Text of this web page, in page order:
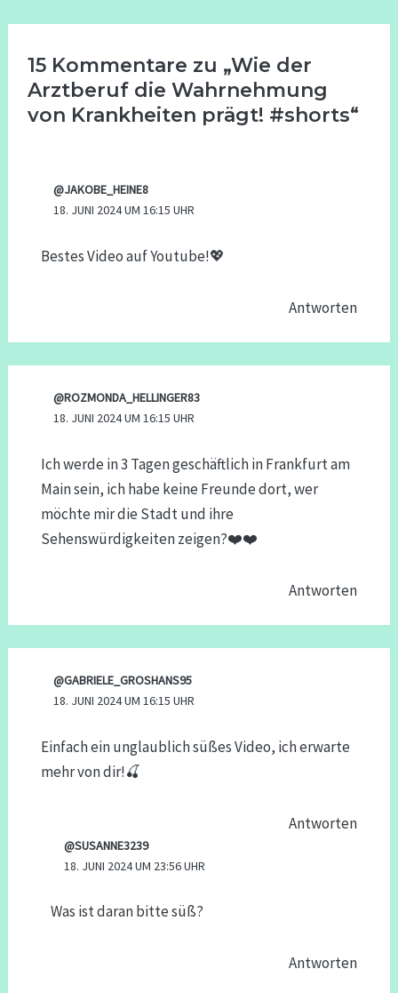
15 Kommentare zu „Wie der
Arztberuf die Wahrnehmung
von Krankheiten prägt! #shorts“
@JAKOBE_HEINE8
18. JUNI 2024 UM 16:15 UHR
Bestes Video auf Youtube!💖
Antworten
@ROZMONDA_HELLINGER83
18. JUNI 2024 UM 16:15 UHR
Ich werde in 3 Tagen geschäftlich in Frankfurt am
Main sein, ich habe keine Freunde dort, wer
möchte mir die Stadt und ihre
Sehenswürdigkeiten zeigen?❤️❤️
Antworten
@GABRIELE_GROSHANS95
18. JUNI 2024 UM 16:15 UHR
Einfach ein unglaublich süßes Video, ich erwarte
mehr von dir!🍒
Antworten
@SUSANNE3239
18. JUNI 2024 UM 23:56 UHR
Was ist daran bitte süß?
Antworten